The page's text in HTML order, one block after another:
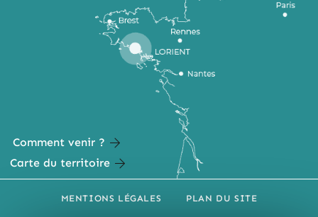
Comment venir ?
Carte du territoire
MENTIONS LÉGALES PLAN DU SITE